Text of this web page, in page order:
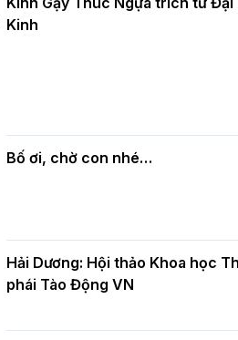
kính mừng Đại lễ Phật đản
DL.2026
nhân mùa Phật đản PL.2570
Phật giáo
quả
Kinh
Bố ơi, chờ con nhé…
Hải Dương: Hội thảo Khoa học
phái Tào Động VN